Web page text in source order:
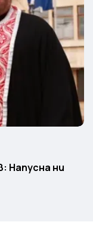
Напусна ни